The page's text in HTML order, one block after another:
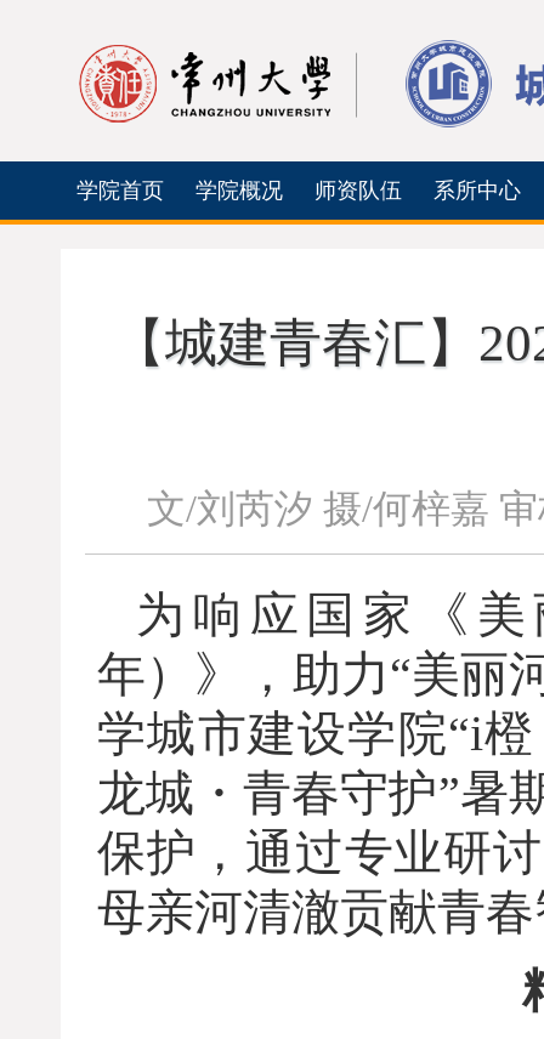
学院首页 学院概况 师资队伍 系所中心
【城建青春汇】
文/刘芮汐 摄/何梓嘉
为响应国家《
年）》，助力“美丽
学城市建设学院“i
龙城・青春守护”暑
保护，通过专业研
母亲河清澈贡献青